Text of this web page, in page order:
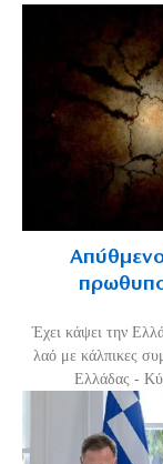
Έχει κάψει την
λαό με κάλπικες
Ελλάδας -